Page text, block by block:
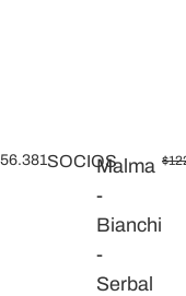
56.381SOCIOSMalma
-
Bianchi
-
Serbal
$